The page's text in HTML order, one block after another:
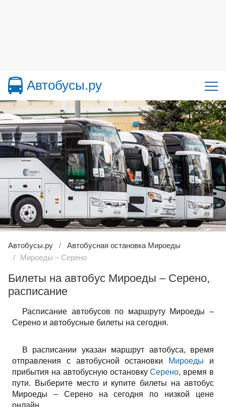
Автобусы.ру
Автобусы.ру
Автобусная остановка Мироеды
Мироеды – Серено
Билеты на автобус Мироеды – Серено,
расписание
Расписание автобусов по маршруту Мироеды –
Серено и автобусные билеты на сегодня.
В расписании указан маршрут автобуса, время
отправления с автобусной остановки
Мироеды и
прибытия на автобусную остановкуСерено, время в
пути. Выберите место и купите билеты на автобус
Мироеды – Серено на сегодня по низкой цене
онлайн.